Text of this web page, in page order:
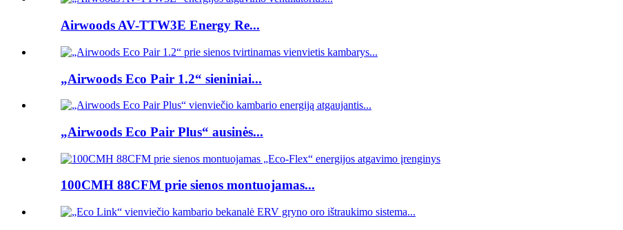
Airwoods AV-TTW3E Energy Re...
„Airwoods Eco Pair 1.2“ sieniniai...
„Airwoods Eco Pair Plus“ ausinės...
100CMH 88CFM prie sienos montuojamas...